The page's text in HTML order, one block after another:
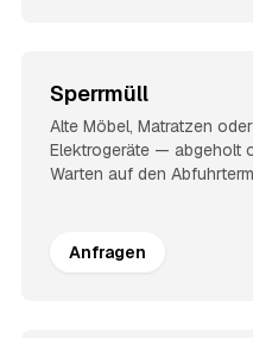
Sperrmüll
Alte Möbel, Matratzen oder
Elektrogeräte — abgeholt
Warten auf den
Anfragen